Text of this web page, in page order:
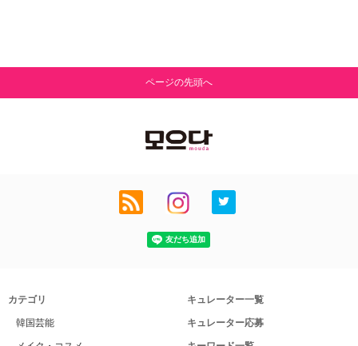
ページの先頭へ
カテゴリ
韓国芸能
キュレーター一覧
キュレーター応募